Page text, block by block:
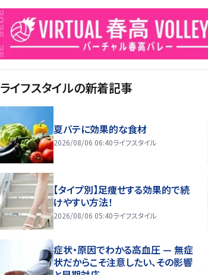
ライフスタイルの新着記事
夏バテに効果的な食材
2026/08/06 06:40ライフスタイル
【タイプ別】足痩せする効果的で続
けやすい方法！
2026/08/06 05:40ライフスタイル
症状・原因でわかる高血圧 — 無症
状だからこそ注意したい、その影響